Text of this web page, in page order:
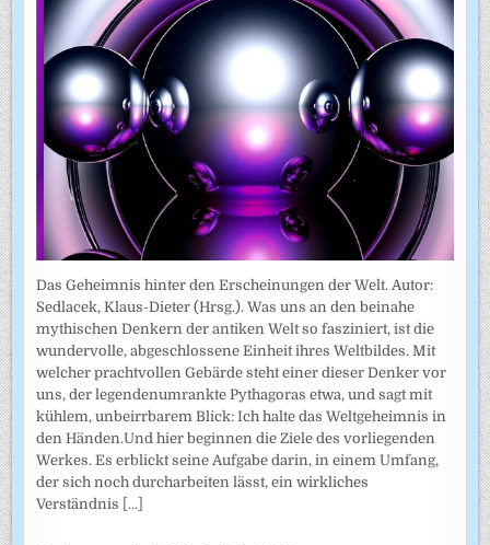
Das Geheimnis hinter den Erscheinungen der Welt. Autor:
Sedlacek, Klaus-Dieter (Hrsg.). Was uns an den beinahe
mythischen Denkern der antiken Welt so fasziniert, ist die
wundervolle, abgeschlossene Einheit ihres Weltbildes. Mit
welcher prachtvollen Gebärde steht einer dieser Denker vor
uns, der legendenumrankte Pythagoras etwa, und sagt mit
kühlem, unbeirrbarem Blick: Ich halte das Weltgeheimnis in
den Händen.Und hier beginnen die Ziele des vorliegenden
Werkes. Es erblickt seine Aufgabe darin, in einem Umfang,
der sich noch durcharbeiten lässt, ein wirkliches
Verständnis [...]